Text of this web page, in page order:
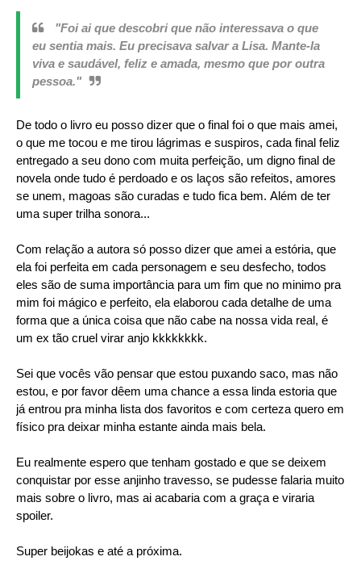
"Foi ai que descobri que não interessava o que
eu sentia mais. Eu precisava salvar a Lisa. Mante-la
viva e saudável, feliz e amada, mesmo que por outra
pessoa."
De todo o livro eu posso dizer que o final foi o que mais amei,
o que me tocou e me tirou lágrimas e suspiros, cada final feliz
entregado a seu dono com muita perfeição, um digno final de
novela onde tudo é perdoado e os laços são refeitos, amores
se unem, magoas são curadas e tudo fica bem. Além de ter
uma super trilha sonora...
Com relação a autora só posso dizer que amei a estória, que
ela foi perfeita em cada personagem e seu desfecho, todos
eles são de suma importância para um fim que no minimo pra
mim foi mágico e perfeito, ela elaborou cada detalhe de uma
forma que a única coisa que não cabe na nossa vida real, é
um ex tão cruel virar anjo kkkkkkkk.
Sei que vocês vão pensar que estou puxando saco, mas não
estou, e por favor dêem uma chance a essa linda estoria que
já entrou pra minha lista dos favoritos e com certeza quero em
físico pra deixar minha estante ainda mais bela.
Eu realmente espero que tenham gostado e que se deixem
conquistar por esse anjinho travesso, se pudesse falaria muito
mais sobre o livro, mas ai acabaria com a graça e viraria
spoiler.
Super beijokas e até a próxima.